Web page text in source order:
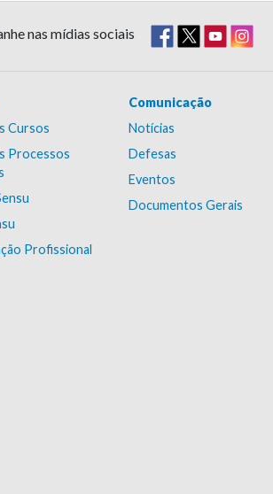
nas mídias sociais
Cursos
Processos
Profissional
Comunicação
Notícias
Defesas
Eventos
Documentos Gerais